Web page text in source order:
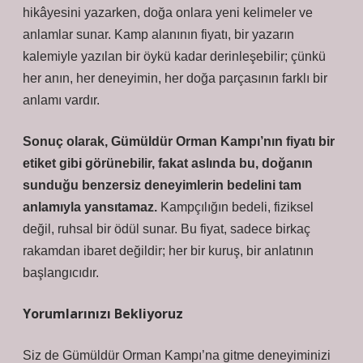
hikâyesini yazarken, doğa onlara yeni kelimeler ve
anlamlar sunar. Kamp alanının fiyatı, bir yazarın
kalemiyle yazılan bir öykü kadar derinleşebilir; çünkü
her anın, her deneyimin, her doğa parçasının farklı bir
anlamı vardır.
Sonuç olarak, Gümüldür Orman Kampı’nın fiyatı bir
etiket gibi görünebilir, fakat aslında bu, doğanın
sunduğu benzersiz deneyimlerin bedelini tam
anlamıyla yansıtamaz. Kampçılığın bedeli, fiziksel
değil, ruhsal bir ödül sunar. Bu fiyat, sadece birkaç
rakamdan ibaret değildir; her bir kuruş, bir anlatının
başlangıcıdır.
Yorumlarınızı Bekliyoruz
Siz de Gümüldür Orman Kampı’na gitme deneyiminizi